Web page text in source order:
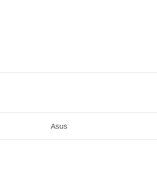
Asus